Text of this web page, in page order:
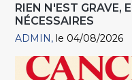
RIEN N'EST GRAVE,
NÉCESSAIRES
ADMIN le 04/08/2026